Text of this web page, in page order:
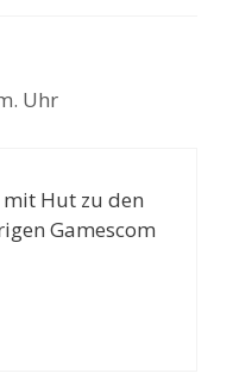
Uhr
Hut zu den
Gamescom